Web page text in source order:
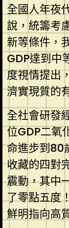
全國人年夜
說，統籌考
新等條件，
GDP達到中
度視情提出
濟實現質的
全社會研發
位GDP二氧
命進步到80
收藏的四對
震動，其中
了零點五度
鮮明指向高